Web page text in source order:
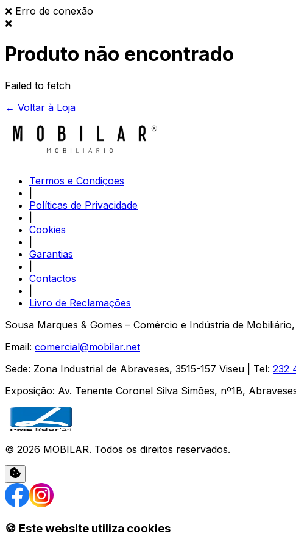
❌ Erro de conexão
❌
Produto não encontrado
Failed to fetch
← Voltar à Loja
Termos e Condiçoes
Políticas de Privacidade
Cookies
Garantias
Contactos
Livro de Reclamações
Sousa Marques & Gomes – Comércio e Indústria de
Email: comercial@mobilar.net
Sede: Zona Industrial de Abraveses, 3515-157 Viseu | Tel: 232
Exposição: Av. Tenente Coronel Silva Simões, nº1B,
© 2026 MOBILAR. Todos os direitos reservados.
🍪 Este website utiliza cookies